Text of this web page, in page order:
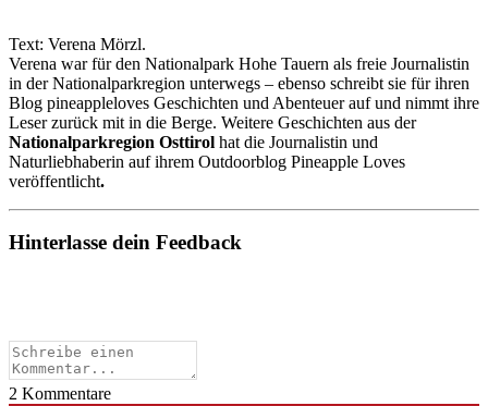
Text: Verena Mörzl.
Verena war für den Nationalpark Hohe Tauern als freie Journalistin
in der Nationalparkregion unterwegs – ebenso schreibt sie für ihren
Blog pineappleloves Geschichten und Abenteuer auf und nimmt ihre
Leser zurück mit in die Berge. Weitere Geschichten aus der
Nationalparkregion Osttirol hat die Journalistin und
Naturliebhaberin auf ihrem Outdoorblog Pineapple Loves
veröffentlicht.
Hinterlasse dein Feedback
2 Kommentare